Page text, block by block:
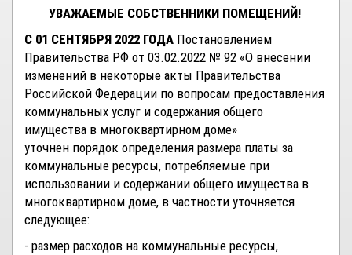
УВАЖАЕМЫЕ СОБСТВЕННИКИ ПОМЕЩЕНИЙ!
С 01 СЕНТЯБРЯ 2022 ГОДА Постановлением
Правительства РФ от 03.02.2022 № 92 «О внесении
изменений в некоторые акты Правительства
Российской Федерации по вопросам предоставления
коммунальных услуг и содержания общего
имущества в многоквартирном доме»
уточнен порядок определения размера платы за
коммунальные ресурсы, потребляемые при
использовании и содержании общего имущества в
многоквартирном доме, в частности уточняется
следующее:
- размер расходов на коммунальные ресурсы,